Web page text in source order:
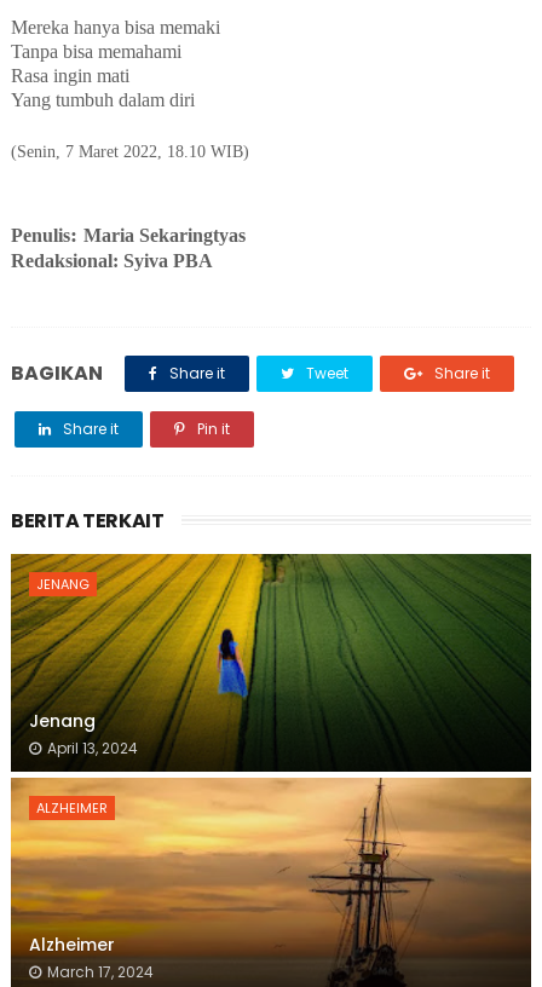
Mereka hanya bisa memaki
Tanpa bisa memahami
Rasa ingin mati
Yang tumbuh dalam diri
(Senin, 7 Maret 2022, 18.10 WIB)
Penulis: Maria Sekaringtyas
Redaksional: Syiva PBA
BAGIKAN Share it Tweet Share it
Share it Pin it
BERITA TERKAIT
JENANG
Jenang
April 13, 2024
ALZHEIMER
Alzheimer
March 17, 2024